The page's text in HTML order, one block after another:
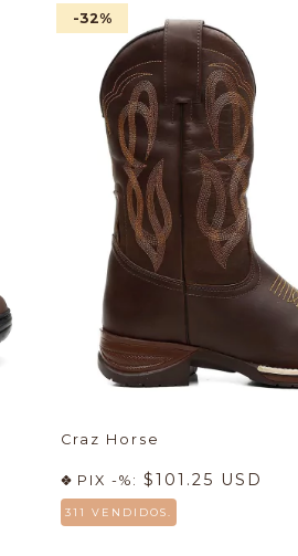
-32%
Craz Horse
PIX -%:$101.25 USD
311 VENDIDOS.